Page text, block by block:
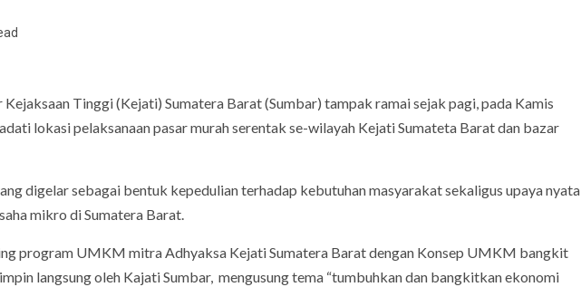
Kejaksaan Tinggi (Kejati) Sumatera Barat (Sumbar) tampak ramai sejak pagi, pada Kamis
lokasi pelaksanaan pasar murah serentak se-wilayah Kejati Sumateta Barat dan bazar
digelar sebagai bentuk kepedulian terhadap kebutuhan masyarakat sekaligus upaya nyata
mikro di Sumatera Barat.
program UMKM mitra Adhyaksa Kejati Sumatera Barat dengan Konsep UMKM bangkit
langsung oleh Kajati Sumbar, mengusung tema “tumbuhkan dan bangkitkan ekonomi